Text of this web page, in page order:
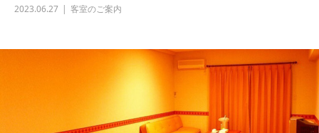
2023.06.27 客室のご案内